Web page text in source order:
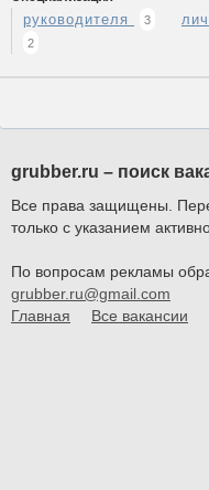
руководителя 3
2
grubber.ru – поиск
Все права защищены.
только с указанием
По вопросам рекламы
grubber.ru@gmail.com
Главная
Все вакансии